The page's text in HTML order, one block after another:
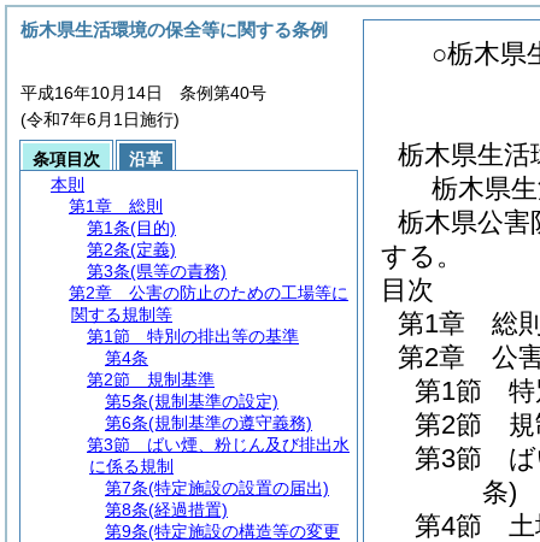
○栃木県
栃木県生
栃木県
栃木県公害
する。
目次
第1章
総
第2章
公
第1節
第2節
第3節
条)
第4節
栃木県生活環境の保全等に関する条例
平成16年10月14日 条例第40号
(令和7年6月1日施行)
条項目次
沿革
本則
第1章
総則
第1条(目的)
第2条(定義)
第3条(県等の責務)
第2章
公害の防止のための工場等に
関する規制等
第1節
特別の排出等の基準
第4条
第2節
規制基準
第5条(規制基準の設定)
第6条(規制基準の遵守義務)
第3節
ばい煙、粉じん及び排出水
に係る規制
第7条(特定施設の設置の届出)
第8条(経過措置)
第9条(特定施設の構造等の変更